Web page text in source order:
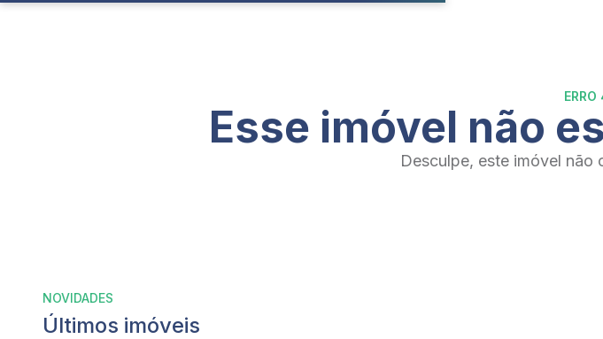
Esse imóvel não
Desculpe, este imóvel não
NOVIDADES
Últimos imóveis